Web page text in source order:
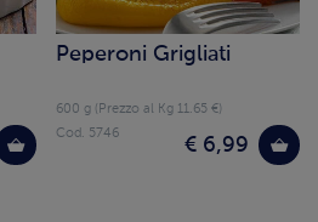
Peperoni Grigliati
600 g (Prezzo al Kg 11.65 €)
€ 6,99
Cod. 5746